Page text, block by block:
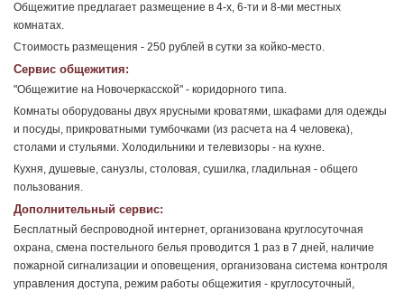
Общежитие предлагает размещение в 4-х, 6-ти и 8-ми местных
комнатах.
Стоимость размещения - 250 рублей в сутки за койко-место.
Сервис общежития:
"Общежитие на Новочеркасской" - коридорного типа.
Комнаты оборудованы двух ярусными кроватями, шкафами для одежды
и посуды, прикроватными тумбочками (из расчета на 4 человека),
столами и стульями. Холодильники и телевизоры - на кухне.
Кухня, душевые, санузлы, столовая, сушилка, гладильная - общего
пользования.
Дополнительный сервис:
Бесплатный беспроводной интернет, организована круглосуточная
охрана, смена постельного белья проводится 1 раз в 7 дней, наличие
пожарной сигнализации и оповещения, организована система контроля
управления доступа, режим работы общежития - круглосуточный,